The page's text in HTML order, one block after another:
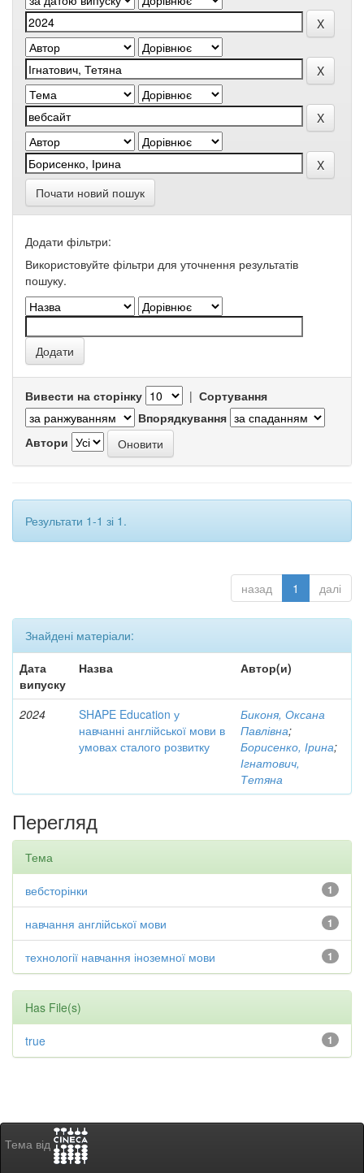
Почати новий пошук
Додати фільтри:
Використовуйте фільтри для уточнення результатів
пошуку.
Вивести на сторінку | Сортування
Впорядкування
Автори
Результати 1-1 зі 1.
назад 1 далі
Знайдені матеріали:
Дата
випуску
Назва Автор(и)
2024
SHAPE Education у
навчанні англійської мови в
умовах сталого розвитку
Биконя, Оксана
Павлівна;
Борисенко, Ірина;
Ігнатович,
Тетяна
Перегляд
Тема
1
вебсторінки
1
навчання англійської мови
1
технології навчання іноземної мови
Has File(s)
1
true
Тема від